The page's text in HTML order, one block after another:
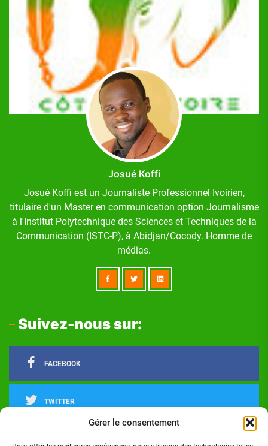
Gérer le consentement
Josué Koffi
Josué Koffi est un Journaliste Professionnel Ivoirien,
titulaire d'un Master en communication option Journalisme
à l'Institut Polytechnique des Sciences et Techniques de la
Communication (ISTC-P), à Abidjan/Cocody. Homme de
médias.
Suivez-nous sur:
FACEBOOK
TWITTER